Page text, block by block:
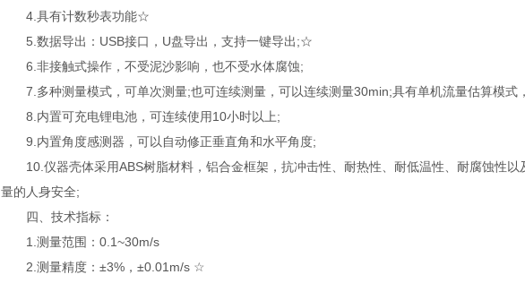
4.具有计数秒表功能☆
5.数据导出：USB接口，U盘导出，支持一键导出;☆
6.非接触式操作，不受泥沙影响，也不受水体腐蚀;
7.多种测量模式，可单次测量;也可连续测量，可以连续测量30min;具有单机流量估算模式
8.内置可充电锂电池，可连续使用10小时以上;
9.内置角度感测器，可以自动修正垂直角和水平角度;
10.仪器壳体采用ABS树脂材料，铝合金框架，抗冲击性、耐热性、耐低温性、耐腐蚀性以
量的人身安全;
四、技术指标：
1.测量范围：0.1~30m/s
2.测量精度：±3%，±0.01m/s ☆